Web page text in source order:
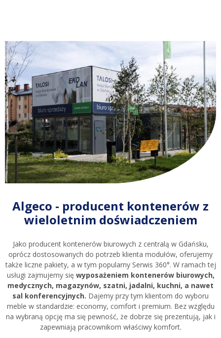
Algeco - producent kontenerów z
wieloletnim doświadczeniem
Jako producent kontenerów biurowych z centralą w Gdańsku,
oprócz dostosowanych do potrzeb klienta modułów, oferujemy
także liczne pakiety, a w tym popularny Serwis 360°. W ramach tej
usługi zajmujemy się wyposażeniem kontenerów biurowych,
medycznych, magazynów, szatni, jadalni, kuchni, a nawet
sal konferencyjnych. Dajemy przy tym klientom do wyboru
meble w standardzie: economy, comfort i premium. Bez względu
na wybraną opcję ma się pewność, że dobrze się prezentują, jak i
zapewniają pracownikom właściwy komfort.